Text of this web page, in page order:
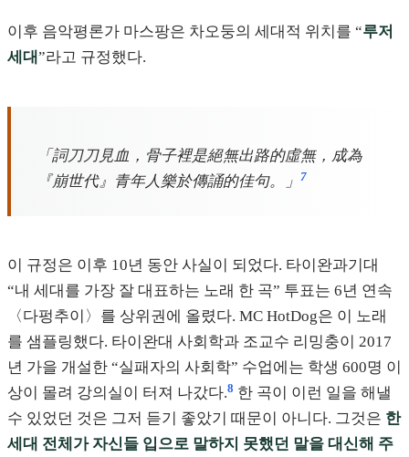
이후 음악평론가 마스팡은 차오둥의 세대적 위치를 “루저
세대”라고 규정했다.
「詞刀刀見血，骨子裡是絕無出路的虛無，成為
『崩世代』青年人樂於傳誦的佳句。」 7
이 규정은 이후 10년 동안 사실이 되었다. 타이완과기대
“내 세대를 가장 잘 대표하는 노래 한 곡” 투표는 6년 연속
〈다펑추이〉를 상위권에 올렸다. MC HotDog은 이 노래
를 샘플링했다. 타이완대 사회학과 조교수 리밍충이 2017
년 가을 개설한 “실패자의 사회학” 수업에는 학생 600명 이
상이 몰려 강의실이 터져 나갔다.8 한 곡이 이런 일을 해낼
수 있었던 것은 그저 듣기 좋았기 때문이 아니다. 그것은 한
세대 전체가 자신들 입으로 말하지 못했던 말을 대신해 주